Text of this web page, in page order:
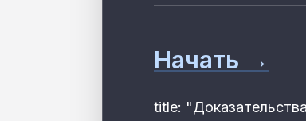
Начать →
title: